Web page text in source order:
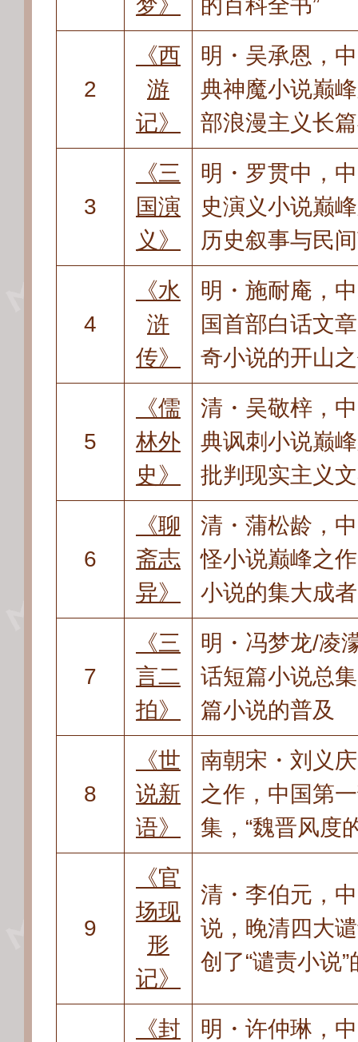
梦》 的百科全书”
2
《西
游
记》
明・吴承恩 ，
典神魔小说巅
部浪漫主义长
3
《三
国演
义》
明・罗贯中 ，
史演义小说巅
历史叙事与民
4
《水
浒
传》
明・施耐庵 ，
国首部白话文
奇小说的开山
5
《儒
林外
史》
清・吴敬梓 ，
典讽刺小说巅
批判现实主义
6
《聊
斋志
异》
清・蒲松龄 ，
怪小说巅峰之作
小说的集大成者
7
《三
言二
拍》
明・冯梦龙/凌
话短篇小说总集
篇小说的普及
8
《世
说新
语》
南朝宋・刘义庆
之作 ， 中国第
集 ， “魏晋风度
9
《官
场现
形
记》
清・李伯元 ，
说 ， 晚清四大
创了“谴责小说
《封
明・许仲琳 ，